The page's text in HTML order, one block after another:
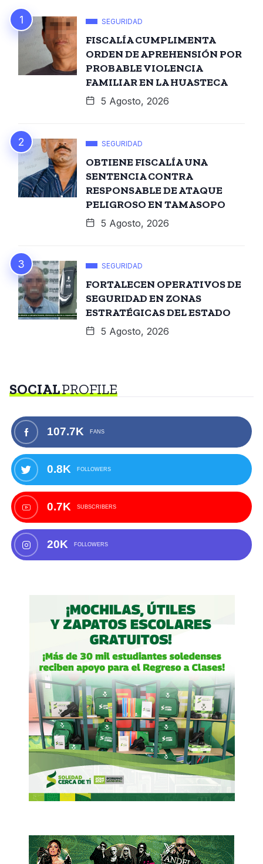
SEGURIDAD
FISCALÍA CUMPLIMENTA
ORDEN DE APREHENSIÓN POR
PROBABLE VIOLENCIA
FAMILIAR EN LA HUASTECA
5 Agosto, 2026
SEGURIDAD
OBTIENE FISCALÍA UNA
SENTENCIA CONTRA
RESPONSABLE DE ATAQUE
PELIGROSO EN TAMASOPO
5 Agosto, 2026
SEGURIDAD
FORTALECEN OPERATIVOS DE
SEGURIDAD EN ZONAS
ESTRATÉGICAS DEL ESTADO
5 Agosto, 2026
SOCIALPROFILE
107.7K FANS
0.8K FOLLOWERS
0.7K SUBSCRIBERS
20K FOLLOWERS